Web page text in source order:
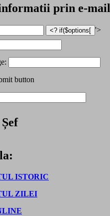
prin e-mail
'>
button
ISTORIC
ZILEI